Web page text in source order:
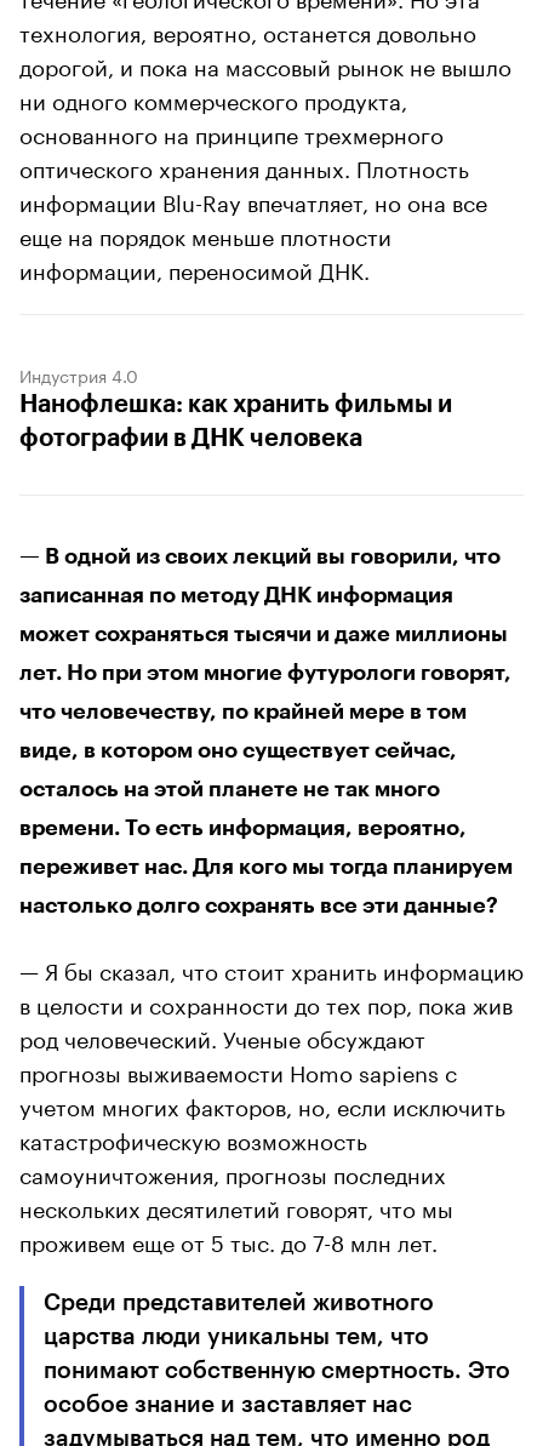
технология, вероятно, останется довольно
дорогой, и пока на массовый рынок не вышло
ни одного коммерческого продукта,
основанного на принципе трехмерного
оптического хранения данных. Плотность
информации Blu-Ray впечатляет, но она все
еще на порядок меньше плотности
информации, переносимой ДНК.
Индустрия 4.0
Нанофлешка: как хранить фильмы и
фотографии в ДНК человека
— В одной из своих лекций вы говорили, что
записанная по методу ДНК информация
может сохраняться тысячи и даже миллионы
лет. Но при этом многие футурологи говорят,
что человечеству, по крайней мере в том
виде, в котором оно существует сейчас,
осталось на этой планете не так много
времени. То есть информация, вероятно,
переживет нас. Для кого мы тогда планируем
настолько долго сохранять все эти данные?
— Я бы сказал, что стоит хранить информацию
в целости и сохранности до тех пор, пока жив
род человеческий. Ученые обсуждают
прогнозы выживаемости Homo sapiens с
учетом многих факторов, но, если исключить
катастрофическую возможность
самоуничтожения, прогнозы последних
нескольких десятилетий говорят, что мы
проживем еще от 5 тыс. до 7-8 млн лет.
Среди представителей животного
царства люди уникальны тем, что
понимают собственную смертность. Это
особое знание и заставляет нас
задумываться над тем, что именно род